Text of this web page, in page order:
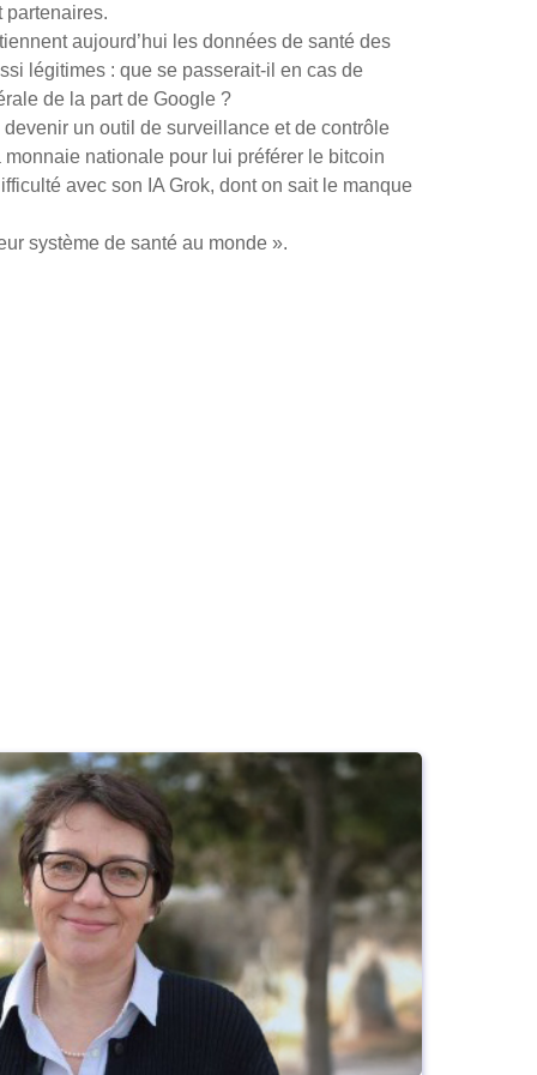
partenaires.
aujourd’hui les données de santé des
légitimes : que se passerait-il en cas de
de la part de Google ?
un outil de surveillance et de contrôle
nationale pour lui préférer le bitcoin
avec son IA Grok, dont on sait le manque
système de santé au monde ».